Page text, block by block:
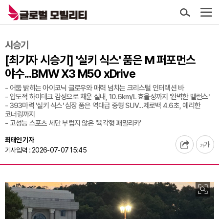
시승기
[최기자 시승기] '실키 식스' 품은 M 퍼포먼스
야수...BMW X3 M50 xDrive
- 어둠 밝히는 아이코닉 글로우와 매력 넘치는 크리스털 인터랙션 바
- 압도적 하이테크 감성으로 채운 실내, 10.6km/L 효율성까지 '완벽한 밸런스'
- 393마력 '실키 식스' 심장 품은 역대급 중형 SUV...제로백 4.6초, 예리한
코너링까지
- 고성능 스포츠 세단 부럽지 않은 '육각형 패밀리카'
최태인 기자
기사입력 : 2026-07-07 15:45